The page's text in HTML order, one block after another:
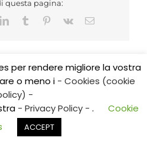
questa pagina:
LinkedInTumblr Pinterest
Vk Email
v.2.3 | All Rights Reserved | Tel.
325584
| E-mail:
Facebook
per rendere migliore la vostra
o meno i - Cookies (cookie
-
- Privacy Policy - .
Cookie
ACCEPT